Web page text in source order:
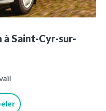
à Saint-Cyr-sur-